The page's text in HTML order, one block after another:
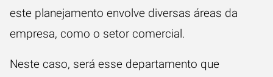
este planejamento envolve diversas áreas da
empresa, como o setor comercial.
Neste caso, será esse departamento que